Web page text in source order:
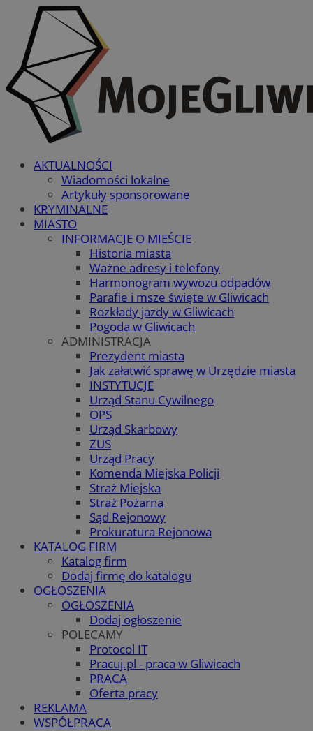
AKTUALNOŚCI
Wiadomości lokalne
Artykuły sponsorowane
KRYMINALNE
MIASTO
INFORMACJE O MIEŚCIE
Historia miasta
Ważne adresy i telefony
Harmonogram wywozu odpadów
Parafie i msze święte w Gliwicach
Rozkłady jazdy w Gliwicach
Pogoda w Gliwicach
ADMINISTRACJA
Prezydent miasta
Jak załatwić sprawę w Urzędzie miasta
INSTYTUCJE
Urząd Stanu Cywilnego
OPS
Urząd Skarbowy
ZUS
Urząd Pracy
Komenda Miejska Policji
Straż Miejska
Straż Pożarna
Sąd Rejonowy
Prokuratura Rejonowa
KATALOG FIRM
Katalog firm
Dodaj firmę do katalogu
OGŁOSZENIA
OGŁOSZENIA
Dodaj ogłoszenie
POLECAMY
Protocol IT
Pracuj.pl - praca w Gliwicach
PRACA
Oferta pracy
REKLAMA
WSPÓŁPRACA